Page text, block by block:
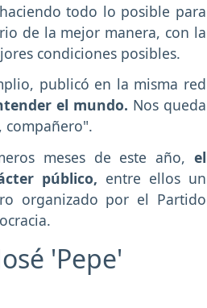
todo lo posible para
de la mejor manera, con la
condiciones posibles.
publicó en la misma red
el mundo. Nos queda
compañero".
meses de este año, el
público, entre ellos un
organizado por el Partido
'Pepe'